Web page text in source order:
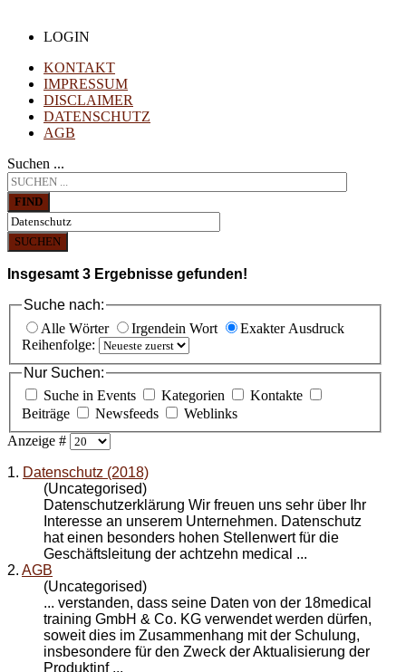
LOGIN
KONTAKT
IMPRESSUM
DISCLAIMER
DATENSCHUTZ
AGB
Suchen ...
FIND
SUCHEN
Insgesamt 3 Ergebnisse gefunden!
Suche nach:
Alle Wörter
Irgendein Wort
Exakter Ausdruck
Reihenfolge:
Nur Suchen:
Suche in Events
Kategorien
Kontakte
Beiträge
Newsfeeds
Weblinks
Anzeige #
1. Datenschutz (2018)
(Uncategorised)
Datenschutzerklärung Wir freuen uns sehr über Ihr
Interesse an unserem Unternehmen. Datenschutz
hat einen besonders hohen Stellenwert für die
Geschäftsleitung der achtzehn medical ...
2. AGB
(Uncategorised)
... verstanden, dass seine Daten von der 18medical
training GmbH & Co. KG verwendet werden dürfen,
soweit dies im Zusammenhang mit der Schulung,
insbesondere für den Zweck der Aktualisierung der
Produktinf ...